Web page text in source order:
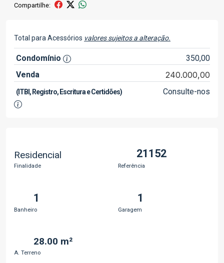
Compartilhe:
Total para Acessórios valores sujeitos a alteração.
Condomínio
350,00
Venda
240.000,00
(ITBI, Registro, Escritura e Certidões) Consulte-nos
Residencial
Finalidade
21152
Referência
1
Banheiro
1
Garagem
28.00 m²
A. Terreno